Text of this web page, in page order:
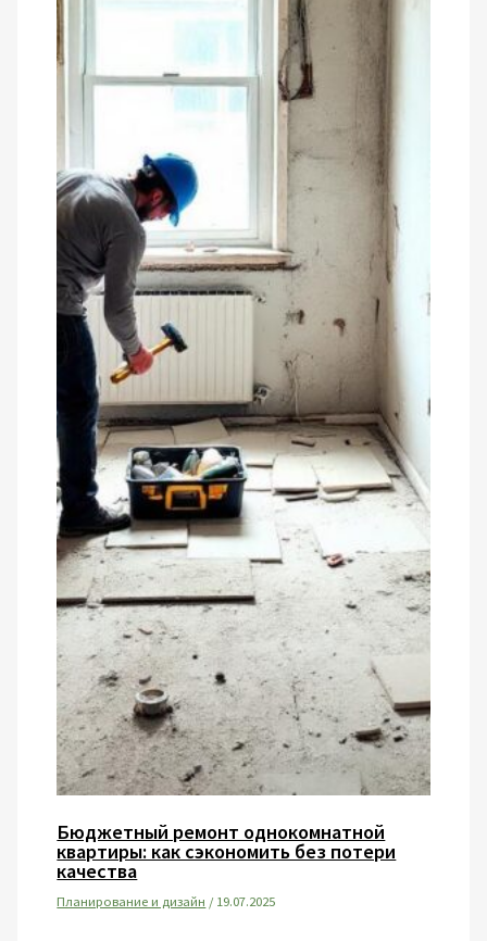
Бюджетный ремонт однокомнатной
квартиры: как сэкономить без потери
качества
Планирование и дизайн /19.07.2025